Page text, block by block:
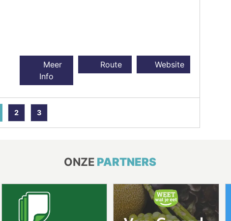
Meer
Info
Route Website
2 3
ONZE PARTNERS